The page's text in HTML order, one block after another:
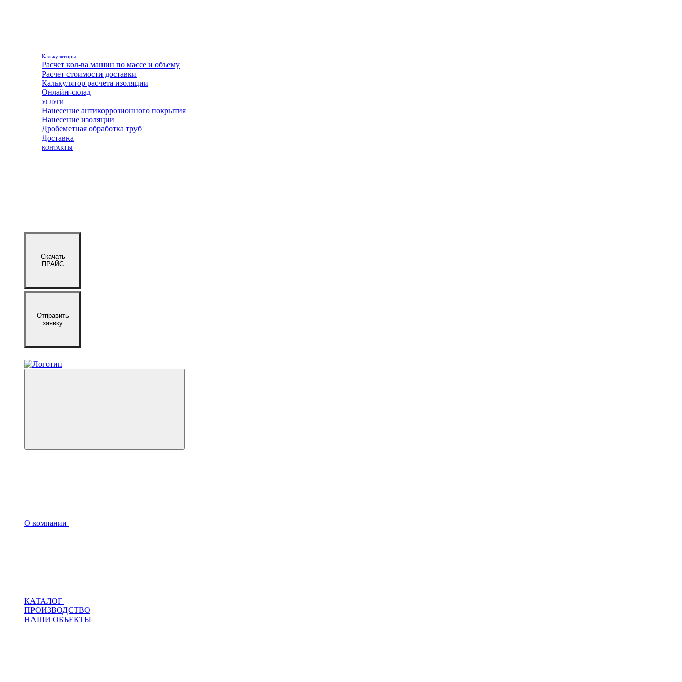
Калькуляторы
Расчет кол-ва машин по массе и объему
Расчет стоимости доставки
Калькулятор расчета изоляции
Онлайн-склад
УСЛУГИ
Нанесение антикоррозионного покрытия
Нанесение изоляции
Дробеметная обработка труб
Доставка
КОНТАКТЫ
Скачать
ПРАЙС
Отправить
заявку
О компании
КАТАЛОГ
ПРОИЗВОДСТВО
НАШИ ОБЪЕКТЫ